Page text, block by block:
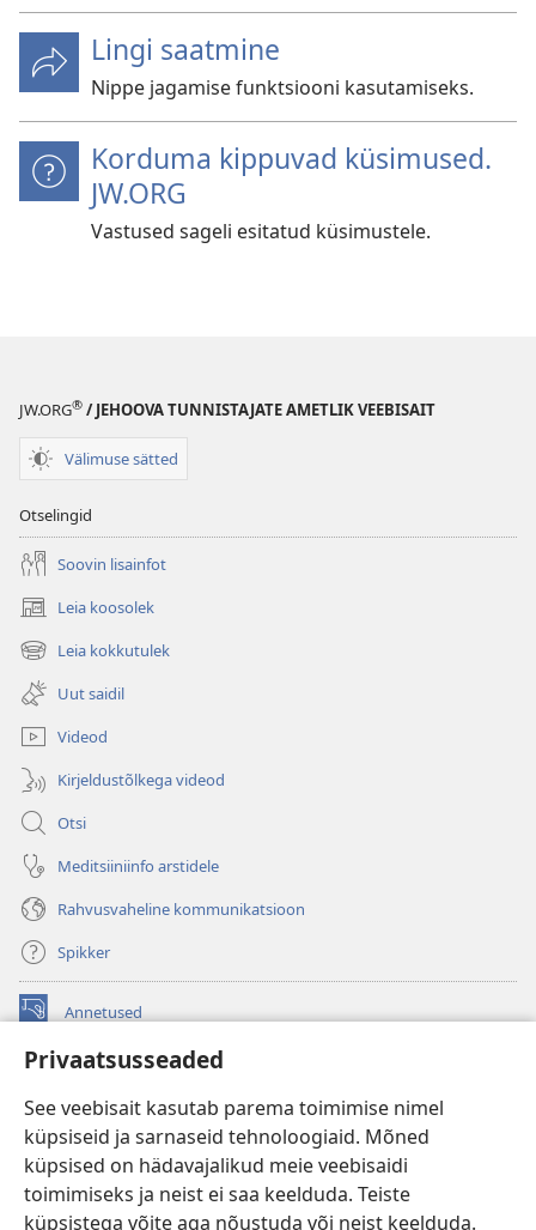
Privaatsusseaded
See veebisait kasutab parema toimimise nimel
küpsiseid ja sarnaseid tehnoloogiaid. Mõned
küpsised on hädavajalikud meie veebisaidi
toimimiseks ja neist ei saa keelduda. Teiste
küpsistega võite aga nõustuda või neist keelduda.
Lingi saatmine
Nippe jagamise funktsiooni kasutamiseks.
Korduma kippuvad küsimused.
JW.ORG
Vastused sageli esitatud küsimustele.
JW.ORG® / JEHOOVA TUNNISTAJATE AMETLIK VEEBISAIT
Välimuse sätted
Otselingid
Soovin lisainfot
Leia koosolek
(avab
uue
akna)
Leia kokkutulek
(avab
uue
akna)
Uut saidil
Videod
Kirjeldustõlkega videod
Otsi
Meditsiiniinfo arstidele
Rahvusvaheline kommunikatsioon
Spikker
Annetused
(avab
akna)
uue
akna) JW Hub
(avab
uue
akna) JW Library